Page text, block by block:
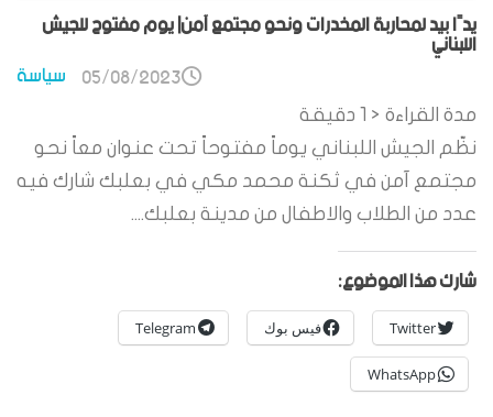
يدًا بيد لمحاربة المخدرات ونحو مجتمع آمن| يوم مفتوح للجيش
اللبناني
سياسة 05/08/2023
مدة القراءة < 1
دقيقة
نظّم الجيش اللبناني يوماً مفتوحاً تحت عنوان معاً نحو
مجتمع آمن في ثكنة محمد مكي في بعلبك شارك فيه
عدد من الطلاب والاطفال من مدينة بعلبك....
شارك هذا الموضوع:
Twitter فيس بوك Telegram
WhatsApp